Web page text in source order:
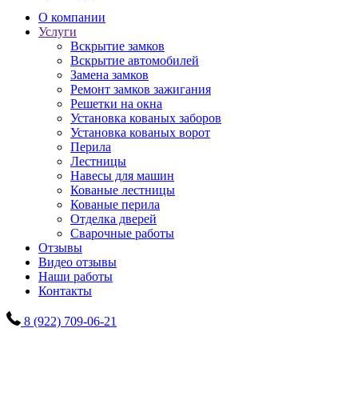
О компании
Услуги
Вскрытие замков
Вскрытие автомобилей
Замена замков
Ремонт замков зажигания
Решетки на окна
Установка кованых заборов
Установка кованых ворот
Перила
Лестницы
Навесы для машин
Кованые лестницы
Кованые перила
Отделка дверей
Сварочные работы
Отзывы
Видео отзывы
Наши работы
Контакты
8 (922) 709-06-21